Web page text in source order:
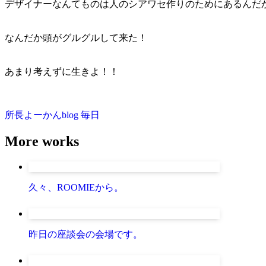
デザイナーなんてものは人のシアワセ作りのためにあるんだ
なんだか頭がグルグルして来た！
あまり考えずに生きよ！！
所長よーかんblog 毎日
More works
久々、ROOMIEから。
昨日の座談会の会場です。